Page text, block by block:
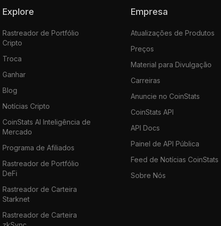
Explore
Rastreador de Portfólio
Cripto
Troca
Ganhar
Blog
Notícias Cripto
CoinStats AI Inteligência de
Mercado
Programa de Afiliados
Rastreador de Portfólio
DeFi
Rastreador de Carteira
Starknet
Rastreador de Carteira
Empresa
Atualizações de Produtos
Preços
Material para Divulgação
Carreiras
Anuncie no CoinStats
CoinStats API
API Docs
Painel de API Pública
Feed de Notícias CoinStats
Sobre Nós